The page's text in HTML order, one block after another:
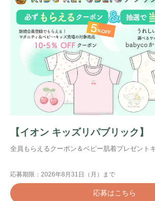
【イオン キッズリパブリック】
全員もらえるクーポン＆ベビー肌着プレゼント
応募期限：2026年8月31日（月）まで
応募はこちら